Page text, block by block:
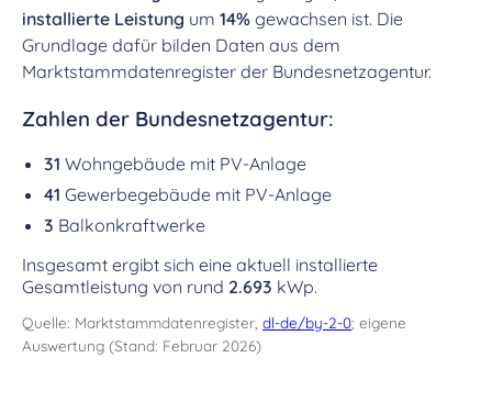
installierte Leistung um 14% gewachsen ist. Die
Grundlage dafür bilden Daten aus dem
Marktstammdatenregister der Bundesnetzagentur.
Zahlen der Bundesnetzagentur:
31 Wohngebäude mit PV-Anlage
41 Gewerbegebäude mit PV-Anlage
3 Balkonkraftwerke
Insgesamt ergibt sich eine aktuell installierte
Gesamtleistung von rund 2.693 kWp.
Quelle: Marktstammdatenregister, dl-de/by-2-0; eigene
Auswertung (Stand: Februar 2026)